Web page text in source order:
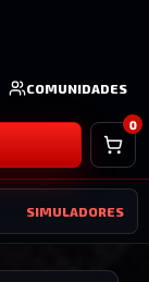
COMUNIDADES
0
SIMULADORES